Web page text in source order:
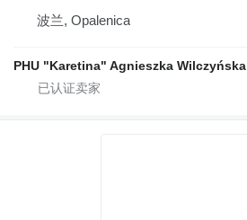
波兰, Opalenica
PHU "Karetina" Agnieszka Wilczyńska